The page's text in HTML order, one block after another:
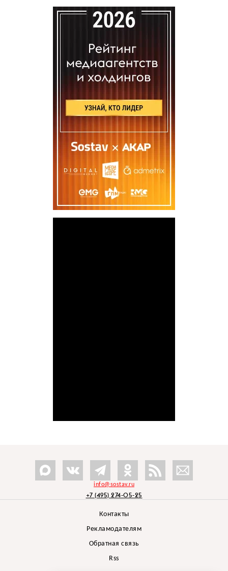
info@sostav.ru
+7 (495) 274-05-25
Контакты
Рекламодателям
Обратная связь
Rss